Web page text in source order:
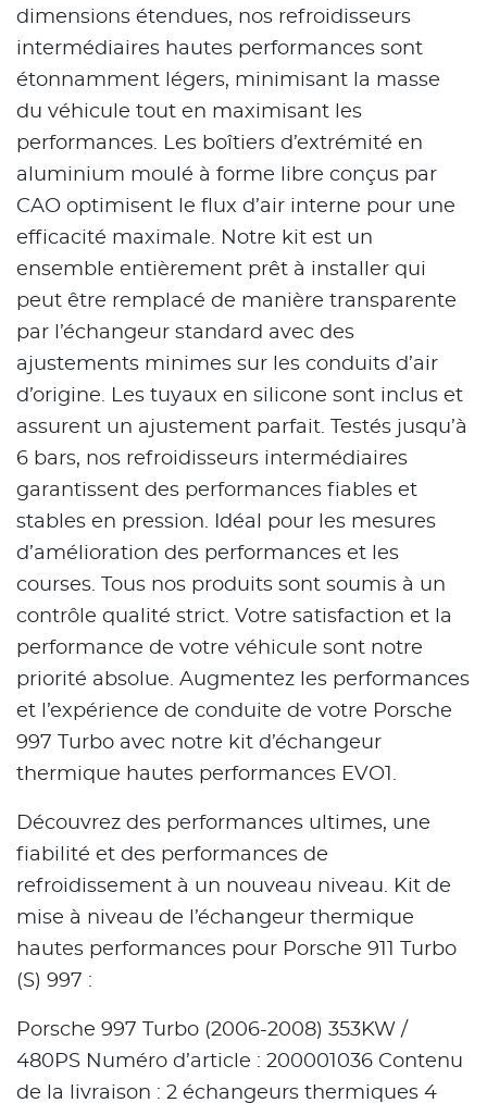
dimensions étendues, nos refroidisseurs
intermédiaires hautes performances sont
étonnamment légers, minimisant la masse
du véhicule tout en maximisant les
performances. Les boîtiers d’extrémité en
aluminium moulé à forme libre conçus par
CAO optimisent le flux d’air interne pour une
efficacité maximale. Notre kit est un
ensemble entièrement prêt à installer qui
peut être remplacé de manière transparente
par l’échangeur standard avec des
ajustements minimes sur les conduits d’air
d’origine. Les tuyaux en silicone sont inclus et
assurent un ajustement parfait. Testés jusqu’à
6 bars, nos refroidisseurs intermédiaires
garantissent des performances fiables et
stables en pression. Idéal pour les mesures
d’amélioration des performances et les
courses. Tous nos produits sont soumis à un
contrôle qualité strict. Votre satisfaction et la
performance de votre véhicule sont notre
priorité absolue. Augmentez les performances
et l’expérience de conduite de votre Porsche
997 Turbo avec notre kit d’échangeur
thermique hautes performances EVO1.
Découvrez des performances ultimes, une
fiabilité et des performances de
refroidissement à un nouveau niveau. Kit de
mise à niveau de l’échangeur thermique
hautes performances pour Porsche 911 Turbo
(S) 997 :
Porsche 997 Turbo (2006-2008) 353KW /
480PS Numéro d’article : 200001036 Contenu
de la livraison : 2 échangeurs thermiques 4